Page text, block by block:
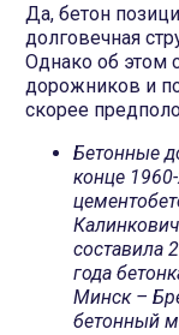
Да, бетон
долговечная
Однако об этом
дорожников и
скорее
Бетонные
конце
составила
года
Минск –
бетонный